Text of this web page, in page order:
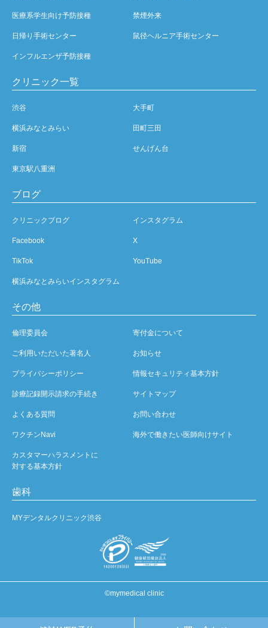
医療系学生向け予防接種 禁煙外来
日帰り手術センター 鼠径ヘルニア手術センター
インフルエンザ予防接種
クリニック一覧
渋谷 大手町
横浜みなとみらい 田町三田
新宿 せんげん台
東京駅八重洲
ブログ
クリニックブログ インスタグラム
Facebook X
TikTok YouTube
横浜みなとみらいインスタグラム
その他
倫理委員会 寄付金について
ご利用いただいた著名人 お知らせ
プライバシーポリシー 情報セキュリティ基本方針
診療記録開示請求の手続き サイトマップ
よくある質問 お問い合わせ
ワクチンNavi 海外で働きたい医師向けサイト
カスタマーハラスメントに
対する基本方針
歯科
MYデンタルクリニック渋谷
©mymedical clinic